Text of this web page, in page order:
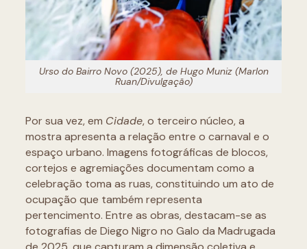
Urso do Bairro Novo (2025), de Hugo Muniz (Marlon
Ruan/Divulgação)
Por sua vez, em Cidade, o terceiro núcleo, a
mostra apresenta a relação entre o carnaval e o
espaço urbano. Imagens fotográficas de blocos,
cortejos e agremiações documentam como a
celebração toma as ruas, constituindo um ato de
ocupação que também representa
pertencimento. Entre as obras, destacam-se as
fotografias de Diego Nigro no Galo da Madrugada